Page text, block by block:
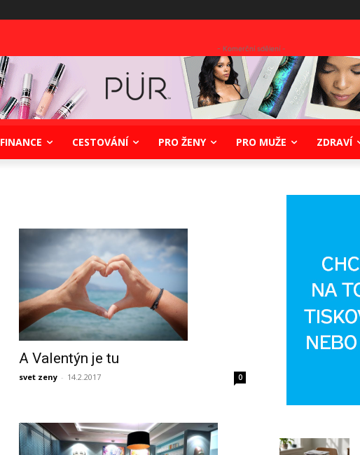
- Komerční sdělení -
FINANCE CESTOVÁNÍ PRO ŽENY PRO MUŽE ZDRAVÍ
A Valentýn je tu
svet zeny - 14.2.2017 0